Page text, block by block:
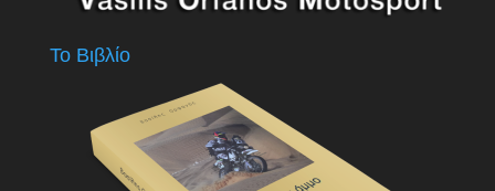
Το Βιβλίο